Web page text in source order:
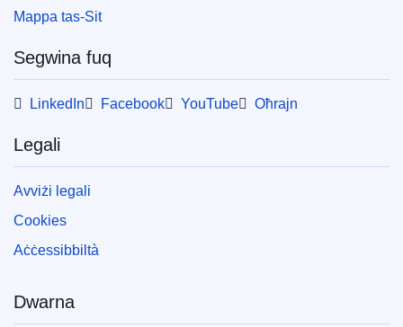
Mappa tas-Sit
Segwina fuq
LinkedIn Facebook YouTube Oħrajn
Legali
Avviżi legali
Cookies
Aċċessibbiltà
Dwarna